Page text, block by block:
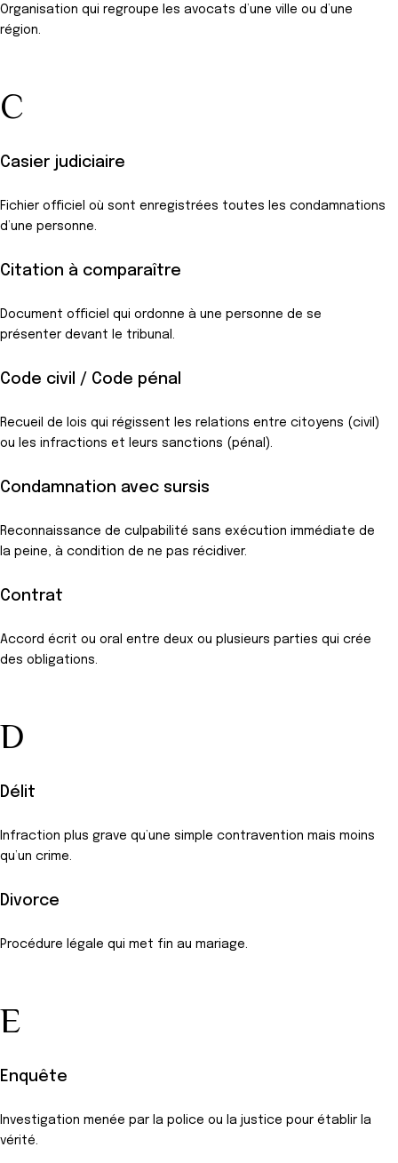
Organisation qui regroupe les avocats d’une ville ou d’une
région.
C
Casier judiciaire
Fichier officiel où sont enregistrées toutes les condamnations
d’une personne.
Citation à comparaître
Document officiel qui ordonne à une personne de se
présenter devant le tribunal.
Code civil / Code pénal
Recueil de lois qui régissent les relations entre citoyens (civil)
ou les infractions et leurs sanctions (pénal).
Condamnation avec sursis
Reconnaissance de culpabilité sans exécution immédiate de
la peine, à condition de ne pas récidiver.
Contrat
Accord écrit ou oral entre deux ou plusieurs parties qui crée
des obligations.
D
Délit
Infraction plus grave qu’une simple contravention mais moins
qu’un crime.
Divorce
Procédure légale qui met fin au mariage.
E
Enquête
Investigation menée par la police ou la justice pour établir la
vérité.